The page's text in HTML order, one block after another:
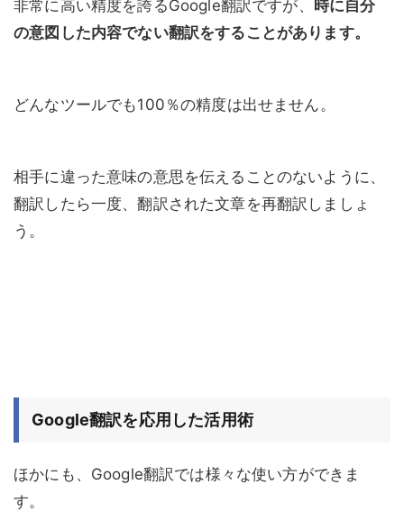
非常に高い精度を誇るGoogle翻訳ですが、 時に自分
の意図した内容でない翻訳をすることがあります。
どんなツールでも100％の精度は出せません。
相手に違った意味の意思を伝えることのないように、
翻訳したら一度、翻訳された文章を再翻訳しましょ
う。
Google翻訳を応用した活用術
ほかにも、Google翻訳では様々な使い方ができま
す。